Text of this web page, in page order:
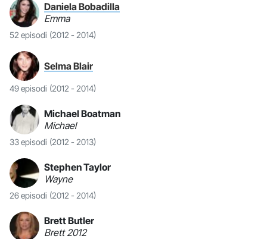
Daniela Bobadilla
Emma
52 episodi (2012 - 2014)
Selma Blair
49 episodi (2012 - 2014)
Michael Boatman
Michael
33 episodi (2012 - 2013)
Stephen Taylor
Wayne
26 episodi (2012 - 2014)
Brett Butler
Brett 2012